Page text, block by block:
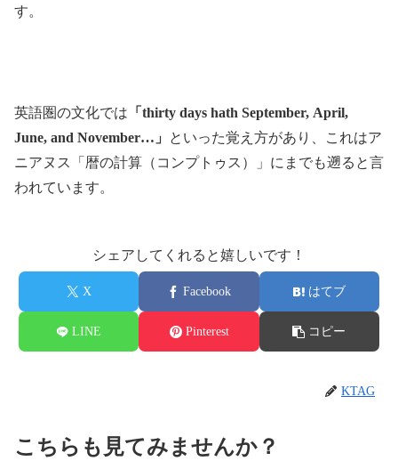
す。
英語圏の文化では 「thirty days hath September, April,
June, and November…」
といった覚え方があり、これはア
ニアヌス「暦の計算（コンプトゥス）」にまでも遡ると言
われています。
シェアしてくれると嬉しいです！
X Facebook はてブ
LINE Pinterest コピー
KTAG
こちらも見てみませんか？